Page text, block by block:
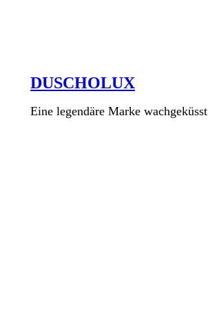
DUSCHOLUX
Eine legendäre Marke wachgeküsst